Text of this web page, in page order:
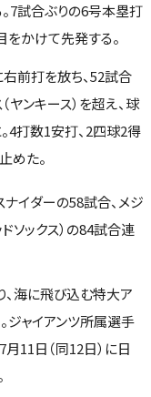
7試合ぶりの6号本塁打
かけて先発する。
前打を放ち、52試合
ヤンキース）を超え、球
4打数1安打、2四球2得
めた。
イダーの58試合、メジ
ソックス）の84試合連
海に飛び込む特大ア
ジャイアンツ所属選手
11日（同12日）に日